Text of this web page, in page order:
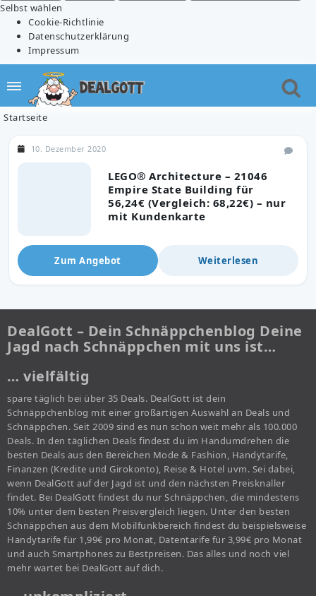
Selbst wählen
Cookie-Richtlinie
Datenschutzerklärung
Impressum
Startseite
LEGO® Architecture – 21046
Empire State Building für
56,24€ (Vergleich: 68,22€) – nur
mit Kundenkarte
10. Dezember 2020
Zum Angebot Weiterlesen
DealGott – Dein Schnäppchenblog Deine
Jagd nach Schnäppchen mit uns ist…
… vielfältig
spare täglich bei über 35 Deals. DealGott ist dein
Schnäppchenblog mit einer großartigen Auswahl an Deals und
Schnäppchen. Seit 2009 sind es nun schon weit mehr als 100.000
Deals. In den täglichen Deals findest du im Handumdrehen die
besten Deals aus den Bereichen Mode & Fashion, Handytarife,
Finanzen (Kredite und Girokonto), Reise & Hotel uvm. Sei dabei,
wenn DealGott auf der Jagd ist und den nächsten Preisknaller
findet. Bei DealGott findest du nur Schnäppchen, die mindestens
10% unter dem besten Preisvergleich liegen. Unter den besten
Schnäppchen aus dem Mobilfunkbereich findest du beispielsweise
Handytarife für 1,99€ pro Monat, Datentarife für 3,99€ pro Monat
und auch Smartphones zu Bestpreisen. Das alles und noch viel
mehr wartet bei DealGott auf dich.